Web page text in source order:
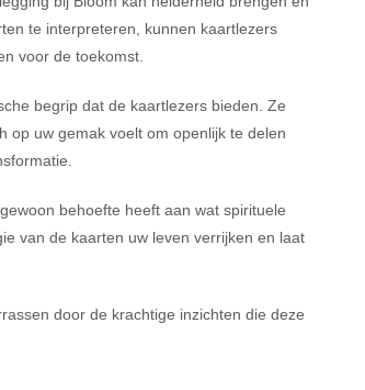
te interpreteren, kunnen kaartlezers
voor de toekomst.
begrip dat de kaartlezers bieden. Ze
op uw gemak voelt om openlijk te delen
behoefte heeft aan wat spirituele
van de kaarten uw leven verrijken en laat
door de krachtige inzichten die deze